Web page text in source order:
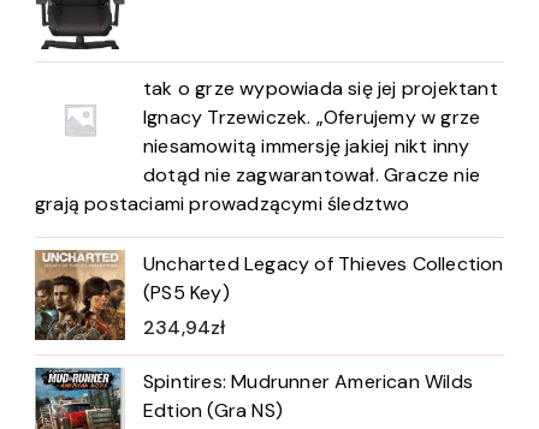
tak o grze wypowiada się jej projektant
Ignacy Trzewiczek. „Oferujemy w grze
niesamowitą immersję jakiej nikt inny
dotąd nie zagwarantował. Gracze nie
grają postaciami prowadzącymi śledztwo
Uncharted Legacy of Thieves Collection
(PS5 Key)
234,94zł
Spintires: Mudrunner American Wilds
Edtion (Gra NS)